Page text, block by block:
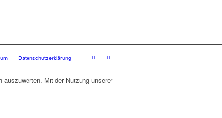
Datenschutzerklärung
auszuwerten. Mit der Nutzung unserer